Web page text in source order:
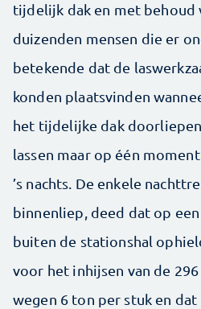
tijdelijk dak en met behoud
duizenden mensen die er
betekende dat de
konden plaatsvinden
het tijdelijke dak
lassen maar op één
’s nachts. De enkele
binnenliep, deed dat op
buiten de stationshal
voor het inhijsen van de 296
wegen 6 ton per stuk en